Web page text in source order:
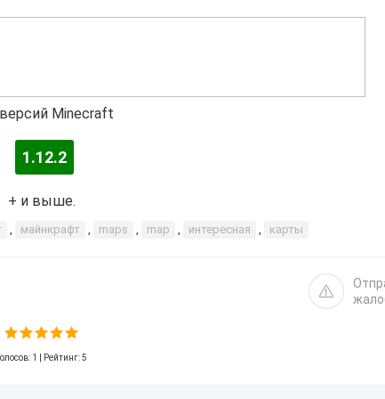
Minecraft
1.12.2
+ и выше.
, майнкрафт , maps , map , интересная , карты
1 | Рейтинг: 5